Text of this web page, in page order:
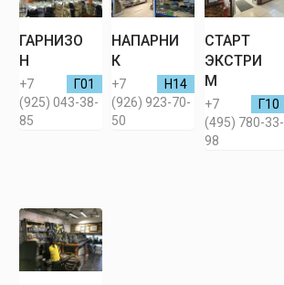
ГАРНИЗО
Н
Г01
+7
(925) 043-38-
85
НАПАРНИ
К
Н14
+7
(926) 923-70-
50
СТАРТ
ЭКСТРИ
М
Г10
+7
(495) 780-33-
98